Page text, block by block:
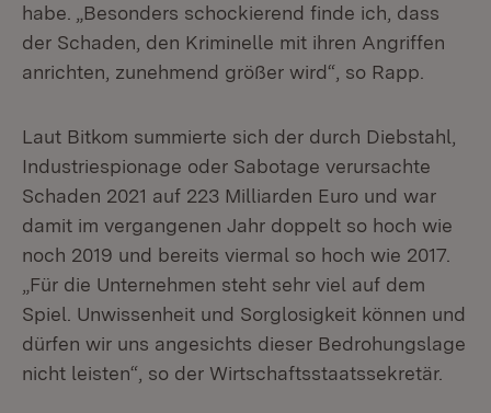
habe. „Besonders schockierend finde ich, dass
der Schaden, den Kriminelle mit ihren Angriffen
anrichten, zunehmend größer wird“, so Rapp.
Laut Bitkom summierte sich der durch Diebstahl,
Industriespionage oder Sabotage verursachte
Schaden 2021 auf 223 Milliarden Euro und war
damit im vergangenen Jahr doppelt so hoch wie
noch 2019 und bereits viermal so hoch wie 2017.
„Für die Unternehmen steht sehr viel auf dem
Spiel. Unwissenheit und Sorglosigkeit können und
dürfen wir uns angesichts dieser Bedrohungslage
nicht leisten“, so der Wirtschaftsstaatssekretär.